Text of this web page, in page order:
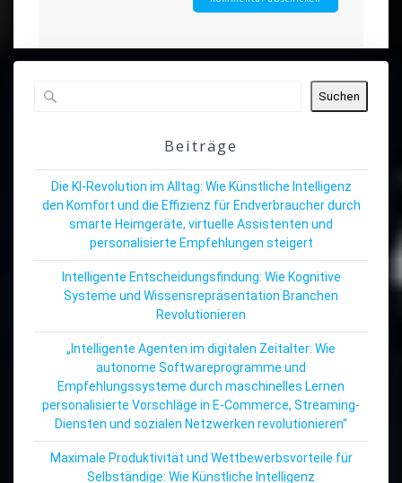
Suchen
Beiträge
Die KI-Revolution im Alltag: Wie Künstliche Intelligenz
den Komfort und die Effizienz für Endverbraucher durch
smarte Heimgeräte, virtuelle Assistenten und
personalisierte Empfehlungen steigert
Intelligente Entscheidungsfindung: Wie Kognitive
Systeme und Wissensrepräsentation Branchen
Revolutionieren
„Intelligente Agenten im digitalen Zeitalter: Wie
autonome Softwareprogramme und
Empfehlungssysteme durch maschinelles Lernen
personalisierte Vorschläge in E-Commerce, Streaming-
Diensten und sozialen Netzwerken revolutionieren“
Maximale Produktivität und Wettbewerbsvorteile für
Selbständige: Wie Künstliche Intelligenz